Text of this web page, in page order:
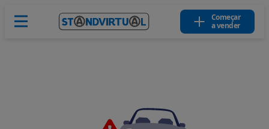
Começar
a vender